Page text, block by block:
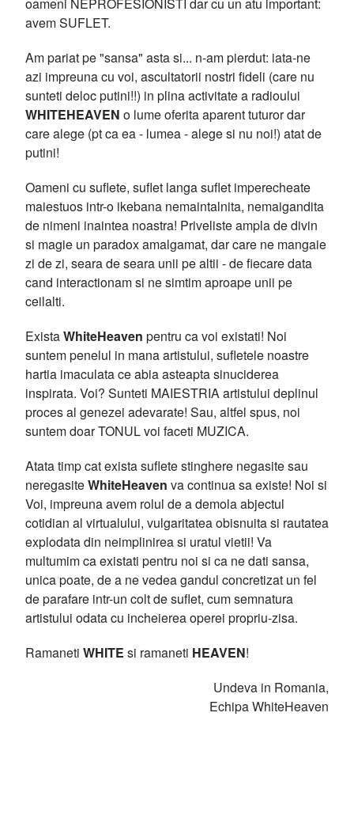
avem SUFLET.
Am pariat pe "sansa" asta si... n-am pierdut: iata-ne
azi impreuna cu voi, ascultatorii nostri fideli (care nu
sunteti deloc putini!!) in plina activitate a radioului
WHITEHEAVEN o lume oferita aparent tuturor dar
care alege (pt ca ea - lumea - alege si nu noi!) atat de
putini!
Oameni cu suflete, suflet langa suflet imperecheate
maiestuos intr-o ikebana nemaintalnita, nemaigandita
de nimeni inaintea noastra! Priveliste ampla de divin
si magie un paradox amalgamat, dar care ne mangaie
zi de zi, seara de seara unii pe altii - de fiecare data
cand interactionam si ne simtim aproape unii pe
ceilalti.
ExistaWhiteHeaven pentru ca voi existati! Noi
suntem penelul in mana artistului, sufletele noastre
hartia imaculata ce abia asteapta sinuciderea
inspirata. Voi? Sunteti MAIESTRIA artistului deplinul
proces al genezei adevarate! Sau, altfel spus, noi
suntem doar TONUL voi faceti MUZICA.
Atata timp cat exista suflete stinghere negasite sau
neregasiteWhiteHeaven va continua sa existe! Noi si
Voi, impreuna avem rolul de a demola abjectul
cotidian al virtualului, vulgaritatea obisnuita si rautatea
explodata din neimplinirea si uratul vietii! Va
multumim ca existati pentru noi si ca ne dati sansa,
unica poate, de a ne vedea gandul concretizat un fel
de parafare intr-un colt de suflet, cum semnatura
artistului odata cu incheierea operei propriu-zisa.
Ramaneti WHITE si ramaneti HEAVEN!
Undeva in Romania,
Echipa WhiteHeaven